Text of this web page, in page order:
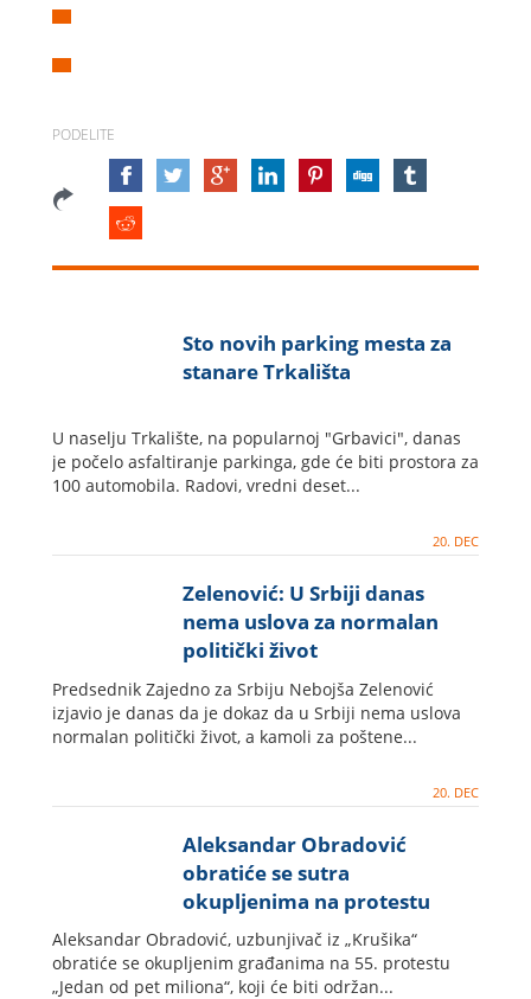
PODELITE
Sto novih parking mesta za
stanare Trkališta
U naselju Trkalište, na popularnoj "Grbavici", danas
je počelo asfaltiranje parkinga, gde će biti prostora za
100 automobila. Radovi, vredni deset...
20. DEC
Zelenović: U Srbiji danas
nema uslova za normalan
politički život
Predsednik Zajedno za Srbiju Nebojša Zelenović
izjavio je danas da je dokaz da u Srbiji nema uslova
normalan politički život, a kamoli za poštene...
20. DEC
Aleksandar Obradović
obratiće se sutra
okupljenima na protestu
"Jedan od pet miliona"
Aleksandar Obradović, uzbunjivač iz „Krušika“
obratiće se okupljenim građanima na 55. protestu
„Jedan od pet miliona“, koji će biti održan...